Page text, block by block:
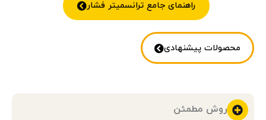
راهنمای جامع ترانسمیتر فشار
محصولات پیشنهادی
روش مطمئن